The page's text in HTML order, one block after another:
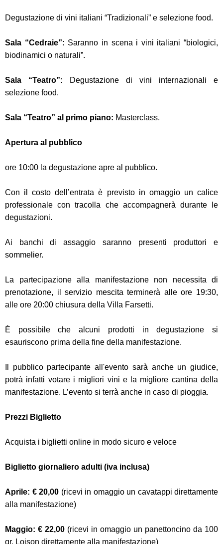
Degustazione di vini italiani “Tradizionali” e selezione food.
Sala “Cedraie”: Saranno in scena i vini italiani “biologici,
biodinamici o naturali”.
Sala “Teatro”: Degustazione di vini internazionali e
selezione food.
Sala “Teatro” al primo piano: Masterclass.
Apertura al pubblico
ore 10:00 la degustazione apre al pubblico.
Con il costo dell’entrata è previsto in omaggio un calice
professionale con tracolla che accompagnerà durante le
degustazioni.
Ai banchi di assaggio saranno presenti produttori e
sommelier.
La partecipazione alla manifestazione non necessita di
prenotazione, il servizio mescita terminerà alle ore 19:30,
alle ore 20:00 chiusura della Villa Farsetti.
È possibile che alcuni prodotti in degustazione si
esauriscono prima della fine della manifestazione.
Il pubblico partecipante all'evento sarà anche un giudice,
potrà infatti votare i migliori vini e la migliore cantina della
manifestazione. L’evento si terrà anche in caso di pioggia.
Prezzi Biglietto
Acquista i biglietti online in modo sicuro e veloce
Biglietto giornaliero adulti (iva inclusa)
Aprile: € 20,00 (ricevi in omaggio un cavatappi direttamente
alla manifestazione)
Maggio: € 22,00 (ricevi in omaggio un panettoncino da 100
gr. Loison direttamente alla manifestazione)